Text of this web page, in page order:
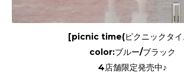
[picnic time(ピクニックタ
color:ブルー/ブラック
4店舗限定発売中♪